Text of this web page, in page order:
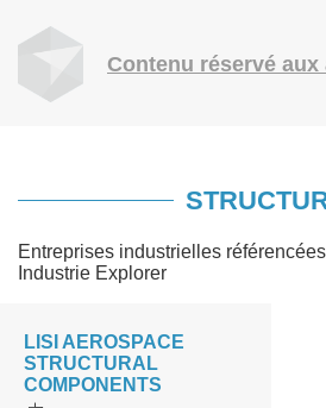
Contenu réservé aux
Entreprises industrielles
Industrie Explorer
LISI AEROSPACE
STRUCTURAL
COMPONENTS